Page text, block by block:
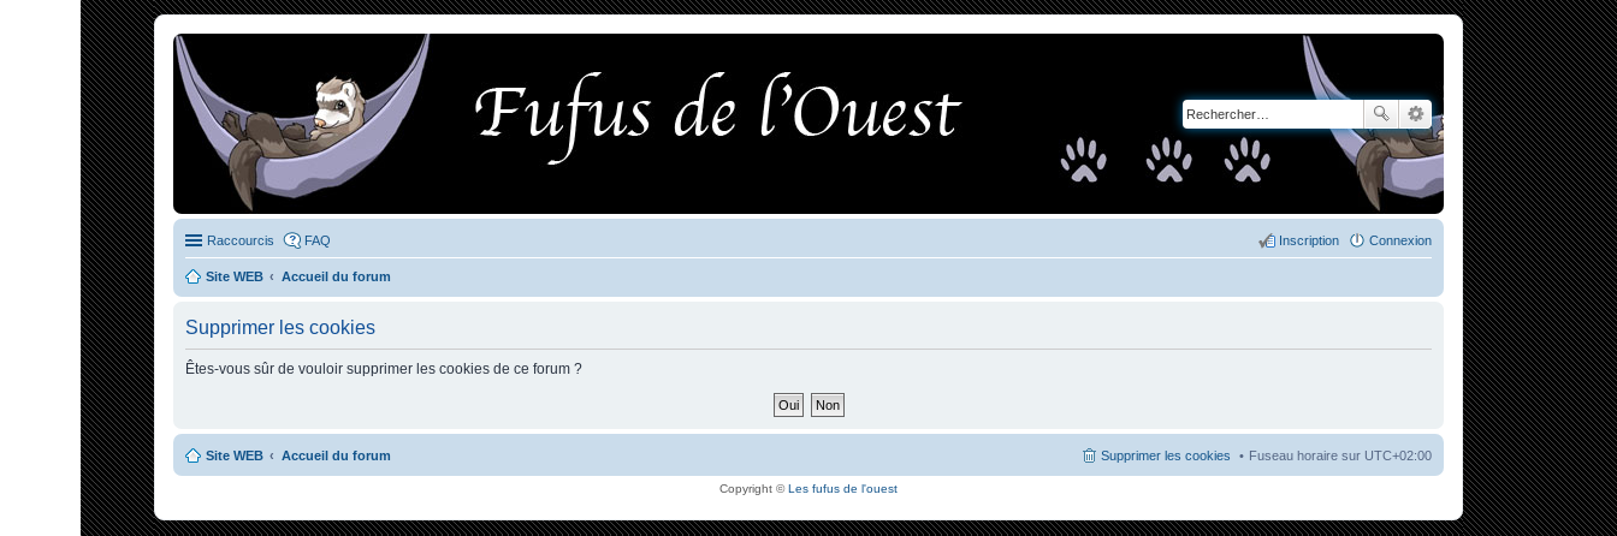
Raccourcis FAQ Connexion
Inscription
Site WEB Accueil du forum
Supprimer les cookies
Êtes-vous sûr de vouloir supprimer les cookies de ce forum ?
Site WEB Accueil du forum Fuseau horaire sur UTC+02:00
Supprimer les cookies
Copyright ©Les fufus de l'ouest